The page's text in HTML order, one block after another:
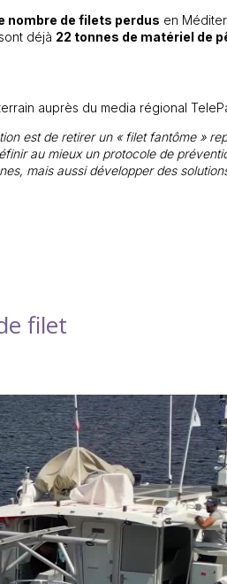
nombre de filets perdus en
déjà 22 tonnes de matériel de
auprès du media régional
est de retirer un « filet fantôme »
au mieux un protocole de
mais aussi développer des
filet